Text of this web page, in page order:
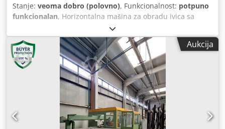
Stanje: veoma dobro (polovno), Funkcionalnost: potpuno
funkcionalan, Horizontalna mašina za obradu ivica sa
automatskim pomakom i radnim ciklusom. Brzina rotacije
alata je podesiva pomoću elektronskog regulatora. Visoka
brzina rotacije alata poboljšava kvalitet obrade pri
promenljivom uglu i na lakiranom profilu. Dodpfxjzr H Ice
Aa Hewa Izvršava frezovanje pod uglom od 90° i
promenljivim uglom od -45° do +45°. Radna zona je zvučno
izolirana i potpuno zaštićena kućištem. Revolverski
graničnik sa automatskim podizanjem. Napojni napon 220
V.
Aukcija